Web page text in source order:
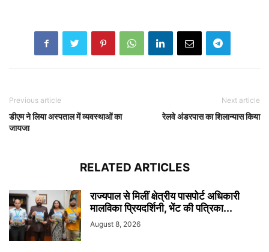
Previous article
डीएम ने लिया अस्पताल में व्यवस्थाओं का
जायजा
Next article
रेलवे अंडरपास का शिलान्यास किया
RELATED ARTICLES
राज्यपाल से मिलीं क्षेत्रीय पासपोर्ट अधिकारी
मालविका प्रियदर्शिनी, भेंट की पत्रिका...
August 8, 2026